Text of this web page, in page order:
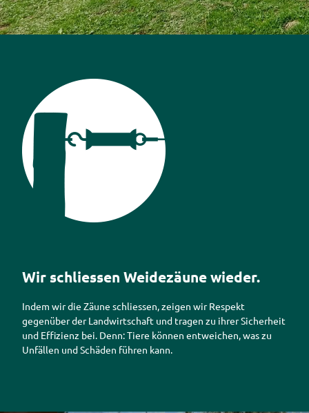
Wir schliessen Weidezäune wieder.
Indem wir die Zäune schliessen, zeigen wir Respekt
gegenüber der Landwirtschaft und tragen zu ihrer Sicherheit
und Effizienz bei. Denn: Tiere können entweichen, was zu
Unfällen und Schäden führen kann.